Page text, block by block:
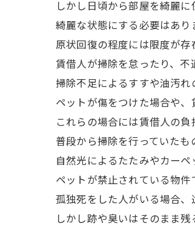
しかし日頃から部屋を綺麗
綺麗な状態にする必要はあり
原状回復の程度には限度が存
賃借人が掃除を怠ったり、不
掃除不足によるすすや油汚れ
ペットが傷をつけた場合や、
これらの場合には賃借人の負
普段から掃除を行っていたも
自然光によるたたみやカー
ペットが禁止されている物
孤独死をした人がいる場合、
しかし跡や臭いはそのまま残